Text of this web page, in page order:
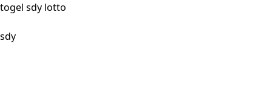
togel sdy lotto
sdy